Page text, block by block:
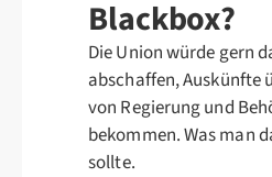
Blackbox?
Die Union würde gern
abschaffen, Auskünfte
von Regierung und
bekommen. Was man
sollte.